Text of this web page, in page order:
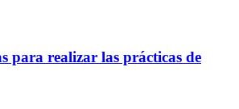
para realizar las prácticas de